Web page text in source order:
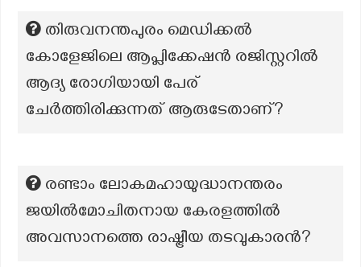
തിരുവനന്തപുരം മെഡിക്കൽ
കോളേജിലെ ആപ്ലിക്കേഷൻ രജിസ്റ്ററിൽ
ആദ്യ രോഗിയായി പേര്
ചേർത്തിരിക്കുന്നത് ആരുടേതാണ്?
രണ്ടാം ലോകമഹായുദ്ധാനന്തരം
ജയിൽമോചിതനായ കേരളത്തിൽ
അവസാനത്തെ രാഷ്ട്രീയ തടവുകാരൻ?